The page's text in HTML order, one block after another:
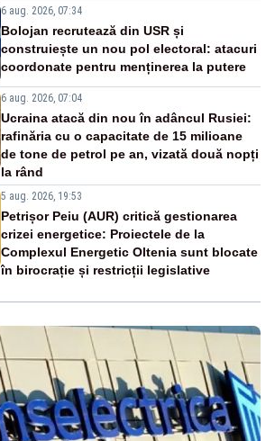
6 aug. 2026, 07:34
Bolojan recrutează din USR și
construiește un nou pol electoral: atacuri
coordonate pentru menținerea la putere
6 aug. 2026, 07:04
Ucraina atacă din nou în adâncul Rusiei:
rafinăria cu o capacitate de 15 milioane
de tone de petrol pe an, vizată două nopți
la rând
5 aug. 2026, 19:53
Petrișor Peiu (AUR) critică gestionarea
crizei energetice: Proiectele de la
Complexul Energetic Oltenia sunt blocate
în birocrație și restricții legislative